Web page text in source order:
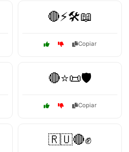
🔴⚡🛠️📖
Copiar
🔴⭐📜🛡️
Copiar
🇷🇺🔴✊